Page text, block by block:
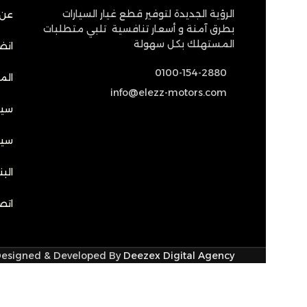
الرؤية الجديدة لتوفير قطع غيار السيارات
بطرق آمنة و أسعار تنافسية تلبي متطلبات
المستهلك بكل سهولة
0100-154-2880
info@elezz-motors.com
عن
& Developed By Deezex Digital Agency